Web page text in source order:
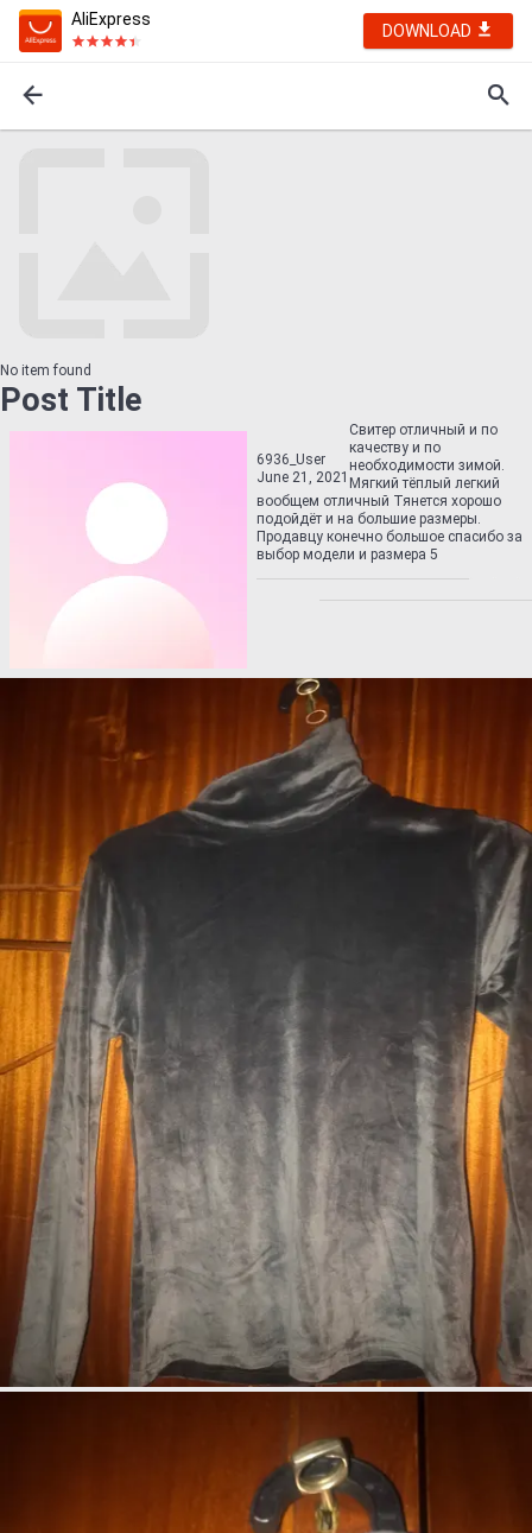
AliExpress
DOWNLOAD
No item found
Post Title
6936_User
June 21, 2021
Свитер отличный и по
качеству и по
необходимости зимой.
Мягкий тёплый легкий
вообщем отличный Тянется хорошо
подойдёт и на большие размеры.
Продавцу конечно большое спасибо за
выбор модели и размера 5